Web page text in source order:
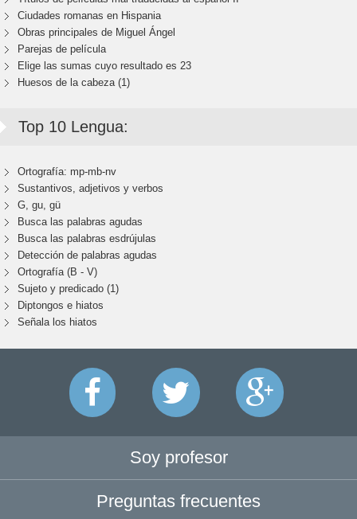
Ciudades romanas en Hispania
Obras principales de Miguel Ángel
Parejas de película
Elige las sumas cuyo resultado es 23
Huesos de la cabeza (1)
Top 10 Lengua:
Ortografía: mp-mb-nv
Sustantivos, adjetivos y verbos
G, gu, gü
Busca las palabras agudas
Busca las palabras esdrújulas
Detección de palabras agudas
Ortografía (B - V)
Sujeto y predicado (1)
Diptongos e hiatos
Señala los hiatos
Soy profesor
Preguntas frecuentes